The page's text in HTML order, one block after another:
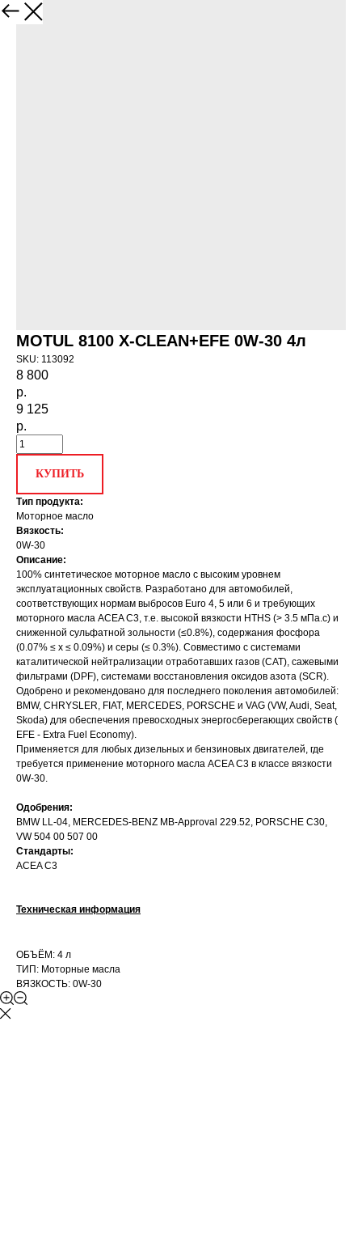
НАЗАД
MOTUL 8100 X-CLEAN+EFE 0W-30 4л
SKU: 113092
8 800
р.
9 125
р.
КУПИТЬ
Тип продукта:
Моторное масло
Вязкость:
0W-30
Описание:
100% синтетическое моторное масло с высоким уровнем
эксплуатационных свойств. Разработано для автомобилей,
соответствующих нормам выбросов Euro 4, 5 или 6 и требующих
моторного масла ACEA C3, т.е. высокой вязкости HTHS (> 3.5 мПа.с) и
сниженной сульфатной зольности (≤0.8%), содержания фосфора
(0.07% ≤ x ≤ 0.09%) и серы (≤ 0.3%). Совместимо с системами
каталитической нейтрализации отработавших газов (CAT), сажевыми
фильтрами (DPF), системами восстановления оксидов азота (SCR).
Одобрено и рекомендовано для последнего поколения автомобилей:
BMW, CHRYSLER, FIAT, MERCEDES, PORSCHE и VAG (VW, Audi, Seat,
Skoda) для обеспечения превосходных энергосберегающих свойств (
EFE - Extra Fuel Economy).
Применяется для любых дизельных и бензиновых двигателей, где
требуется применение моторного масла ACEA C3 в классе вязкости
0W-30.
Одобрения:
BMW LL-04, MERCEDES-BENZ MB-Approval 229.52, PORSCHE C30,
VW 504 00 507 00
Стандарты:
ACEA C3
Техническая информация
ОБЪЁМ: 4 л
ТИП: Моторные масла
ВЯЗКОСТЬ: 0W-30